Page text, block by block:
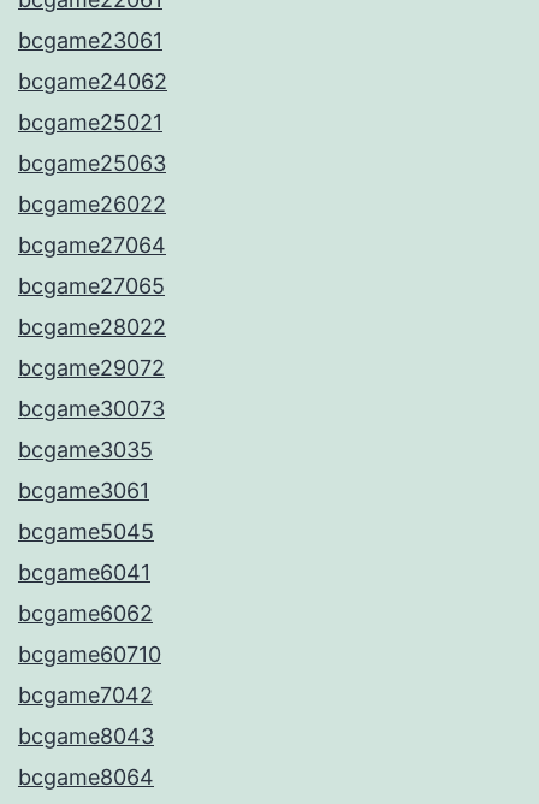
bcgame23061
bcgame24062
bcgame25021
bcgame25063
bcgame26022
bcgame27064
bcgame27065
bcgame28022
bcgame29072
bcgame30073
bcgame3035
bcgame3061
bcgame5045
bcgame6041
bcgame6062
bcgame60710
bcgame7042
bcgame8043
bcgame8064